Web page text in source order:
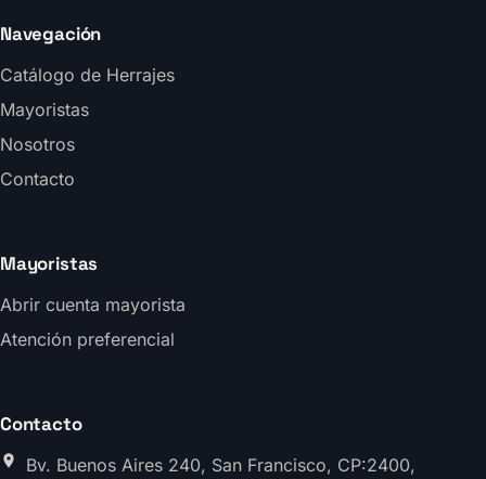
Navegación
Catálogo de Herrajes
Mayoristas
Nosotros
Contacto
Mayoristas
Abrir cuenta mayorista
Atención preferencial
Contacto
Bv. Buenos Aires 240, San Francisco, CP:2400,